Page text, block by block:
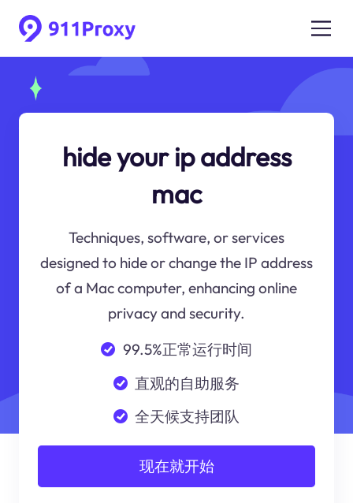
hide your ip address
mac
Techniques, software, or services
designed to hide or change the IP address
of a Mac computer, enhancing online
privacy and security.
99.5%正常运行时间
直观的自助服务
全天候支持团队
现在就开始